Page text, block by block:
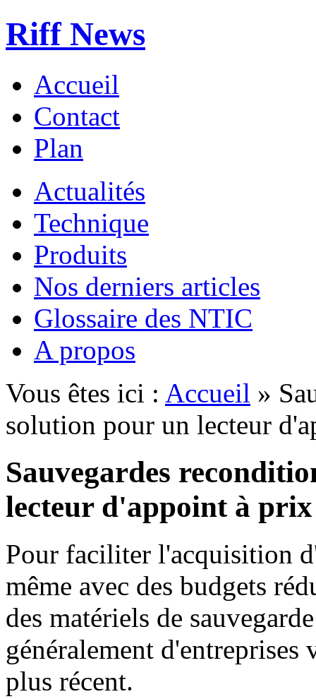
Riff News
Accueil
Contact
Plan
Actualités
Technique
Produits
Nos derniers articles
Glossaire des NTIC
A propos
Vous êtes ici : Accueil »
solution pour un lecteur
Sauvegardes
lecteur d'appoint à
Pour faciliter l'acquisition
même avec des budgets
des matériels de
généralement d'entreprises
plus récent.